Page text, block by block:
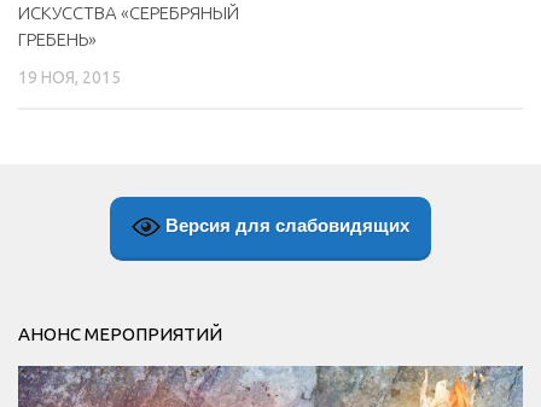
ИСКУССТВА «СЕРЕБРЯНЫЙ
ГРЕБЕНЬ»
19 НОЯ, 2015
Версия для слабовидящих
АНОНС МЕРОПРИЯТИЙ